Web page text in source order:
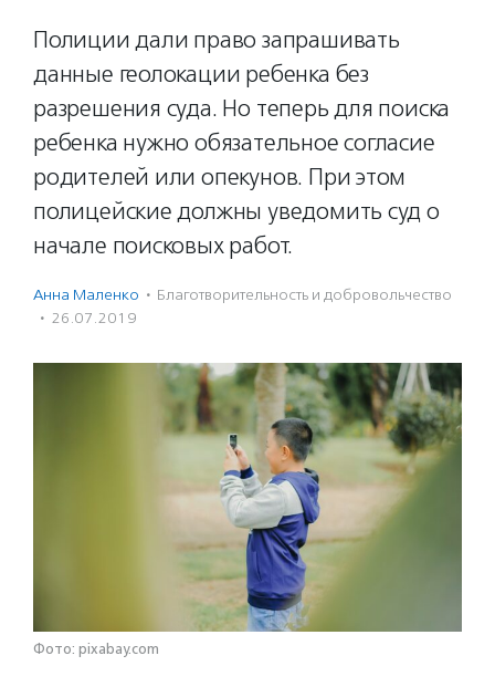
Полиции дали право запрашивать
данные геолокации ребенка без
разрешения суда. Но теперь для поиска
ребенка нужно обязательное согласие
родителей или опекунов. При этом
полицейские должны уведомить суд о
начале поисковых работ.
Анна Маленко · Благотвори­тель­ность и доброволь­чест­во
· 26.07.2019
Фото: pixabay.com